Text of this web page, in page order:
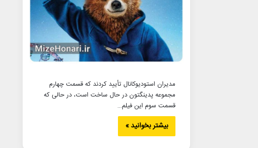
مدیران استودیوکانال تأیید کردند که قسمت چهارم
مجموعه پدینگتون در حال ساخت است، در حالی که
قسمت سوم این فیلم…
بیشتر بخوانید »